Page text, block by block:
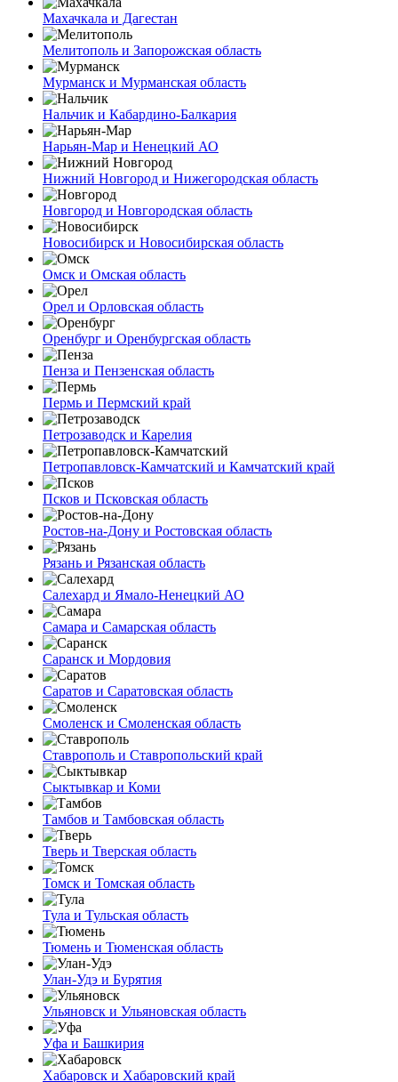
Махачкала и Дагестан
Мелитополь и Запорожская область
Мурманск и Мурманская область
Нальчик и Кабардино-Балкария
Нарьян-Мар и Ненецкий АО
Нижний Новгород и Нижегородская область
Новгород и Новгородская область
Новосибирск и Новосибирская область
Омск и Омская область
Орел и Орловская область
Оренбург и Оренбургская область
Пенза и Пензенская область
Пермь и Пермский край
Петрозаводск и Карелия
Петропавловск-Камчатский и Камчатский край
Псков и Псковская область
Ростов-на-Дону и Ростовская область
Рязань и Рязанская область
Салехард и Ямало-Ненецкий АО
Самара и Самарская область
Саранск и Мордовия
Саратов и Саратовская область
Смоленск и Смоленская область
Ставрополь и Ставропольский край
Сыктывкар и Коми
Тамбов и Тамбовская область
Тверь и Тверская область
Томск и Томская область
Тула и Тульская область
Тюмень и Тюменская область
Улан-Удэ и Бурятия
Ульяновск и Ульяновская область
Уфа и Башкирия
Хабаровск и Хабаровский край